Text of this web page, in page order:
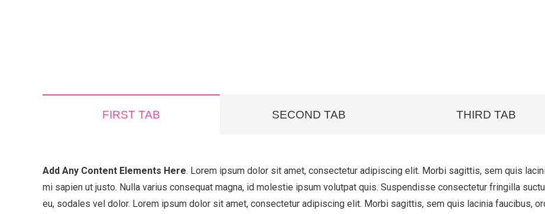
FIRST TAB SECOND TAB THIRD TAB
Add Any Content Elements Here. Lorem ipsum dolor sit amet, consectetur adipiscing elit. Morbi sagittis, sem quis
mi sapien ut justo. Nulla varius consequat magna, id molestie ipsum volutpat quis. Suspendisse consectetur fringilla
eu, sodales vel dolor. Lorem ipsum dolor sit amet, consectetur adipiscing elit. Morbi sagittis, sem quis lacinia faucibus,